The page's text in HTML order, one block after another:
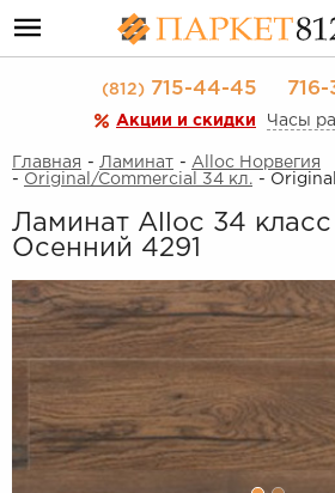
(812)715-44-45
Акции и скидки Часы
Главная - Ламинат - Alloc Норвегия
- Original/Commercial 34 кл. -
Ламинат Alloc 34
Осенний 4291